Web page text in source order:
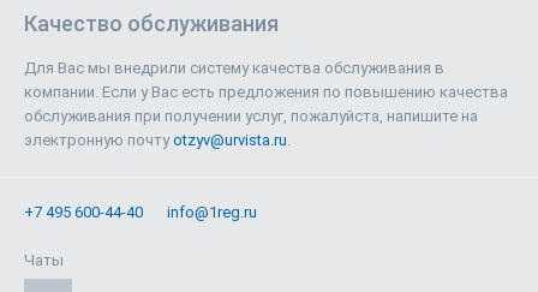
Качество обслуживания
Для Вас мы внедрили систему качества обслуживания в
компании. Если у Вас есть предложения по повышению качества
обслуживания при получении услуг, пожалуйста, напишите на
электронную почтуotzyv@urvista.ru.
+7 495 600-44-40 info@1reg.ru
Чаты